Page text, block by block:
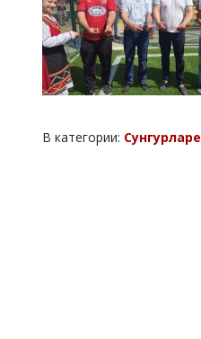
В категории: Сунгурларе